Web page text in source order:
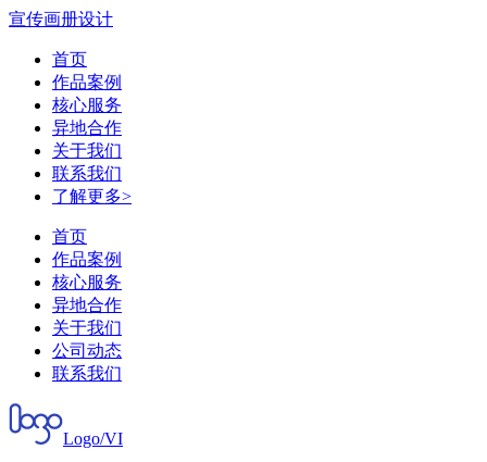
宣传画册设计
首页
作品案例
核心服务
异地合作
关于我们
联系我们
了解更多>
首页
作品案例
核心服务
异地合作
关于我们
公司动态
联系我们
Logo/VI